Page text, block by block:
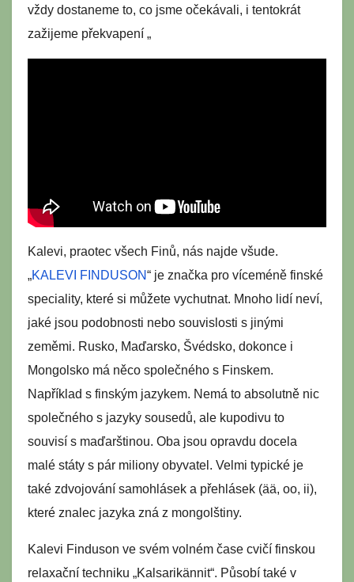
vždy dostaneme to, co jsme očekávali, i tentokrát
zažijeme překvapení „
Kalevi, praotec všech Finů, nás najde všude.
„KALEVI FINDUSON“ je značka pro víceméně finské
speciality, které si můžete vychutnat. Mnoho lidí neví,
jaké jsou podobnosti nebo souvislosti s jinými
zeměmi. Rusko, Maďarsko, Švédsko, dokonce i
Mongolsko má něco společného s Finskem.
Například s finským jazykem. Nemá to absolutně nic
společného s jazyky sousedů, ale kupodivu to
souvisí s maďarštinou. Oba jsou opravdu docela
malé státy s pár miliony obyvatel. Velmi typické je
také zdvojování samohlásek a přehlásek (ää, oo, ii),
které znalec jazyka zná z mongolštiny.
Kalevi Finduson ve svém volném čase cvičí finskou
relaxační techniku ​​„Kalsarikännit“. Působí také v